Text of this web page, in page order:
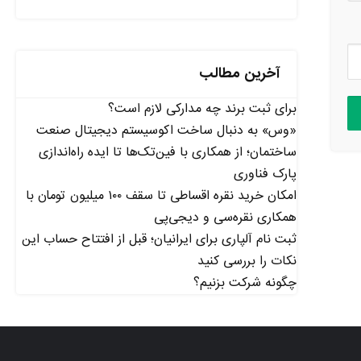
آخرین مطالب
برای ثبت برند چه مدارکی لازم است؟
«وس» به دنبال ساخت اکوسیستم دیجیتال صنعت
ساختمان؛ از همکاری با فین‌تک‌ها تا ایده راه‌اندازی
پارک فناوری
امکان خرید نقره اقساطی تا سقف ۱۰۰ میلیون تومان با
همکاری نقره‌سی و دیجی‌پی
ثبت نام آلپاری برای ایرانیان؛ قبل از افتتاح حساب این
نکات را بررسی کنید
چگونه شرکت بزنیم؟